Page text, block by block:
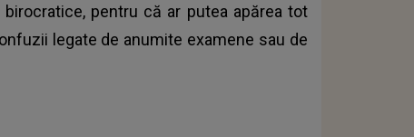
pentru că ar putea apărea tot
legate de anumite examene sau de